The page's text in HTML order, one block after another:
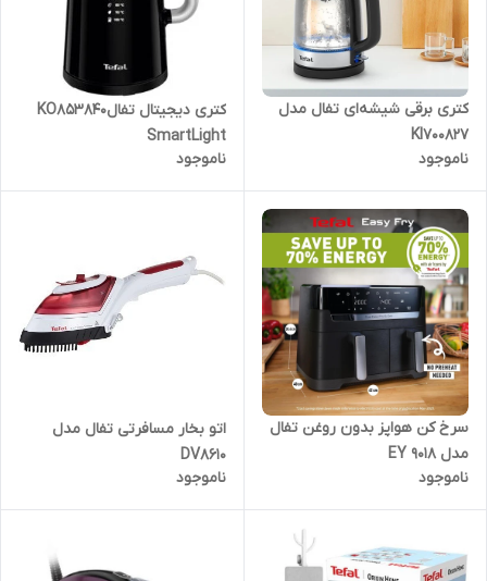
کتری برقی شیشه‌ای تفال مدل
Kl700827
ناموجود
کتری دیجیتال تفالKO853840
SmartLight
ناموجود
سرخ کن هواپز بدون روغن تفال
مدل EY 9018
ناموجود
اتو بخار مسافرتی تفال مدل
DV8610
ناموجود